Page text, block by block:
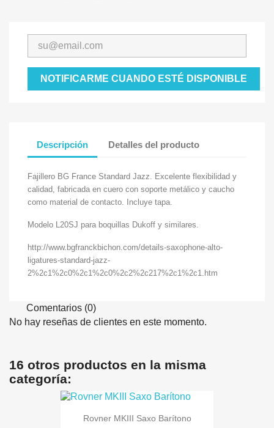
NOTIFICARME CUANDO ESTÉ DISPONIBLE
Descripción Detalles del producto
Fajillero BG France Standard Jazz. Excelente flexibilidad y
calidad, fabricada en cuero con soporte metálico y caucho
como material de contacto. Incluye tapa.
Modelo L20SJ para boquillas Dukoff y similares.
http://www.bgfranckbichon.com/details-saxophone-alto-
ligatures-standard-jazz-
2%2c1%2c0%2c1%2c0%2c2%2c217%2c1%2c1.htm
Comentarios (0)
No hay reseñas de clientes en este momento.
16 otros productos en la misma
categoría:
Rovner MKIII Saxo Barítono